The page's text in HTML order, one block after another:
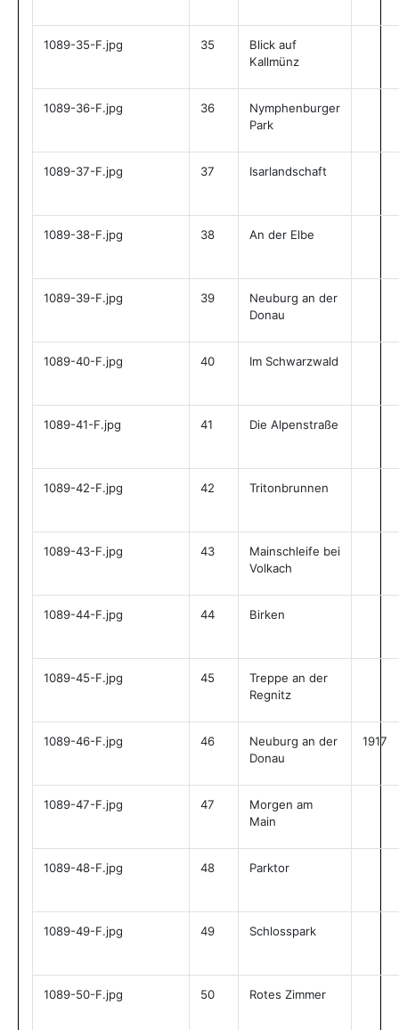
1089-35-F.jpg 35
Blick auf
Kallmünz
1089-36-F.jpg 36
Nymphenburger
Park
1089-37-F.jpg 37 Isarlandschaft
1089-38-F.jpg 38 An der Elbe
1089-39-F.jpg 39
Neuburg an der
Donau
1089-40-F.jpg 40 Im Schwarzwald
1089-41-F.jpg 41 Die Alpenstraße
1089-42-F.jpg 42 Tritonbrunnen
1089-43-F.jpg 43
Mainschleife bei
Volkach
1089-44-F.jpg 44 Birken
1089-45-F.jpg 45
Treppe an der
Regnitz
1089-46-F.jpg 46
Neuburg an der
Donau
1917
1089-47-F.jpg 47
Morgen am
Main
1089-48-F.jpg 48 Parktor
1089-49-F.jpg 49 Schlosspark
1089-50-F.jpg 50 Rotes Zimmer